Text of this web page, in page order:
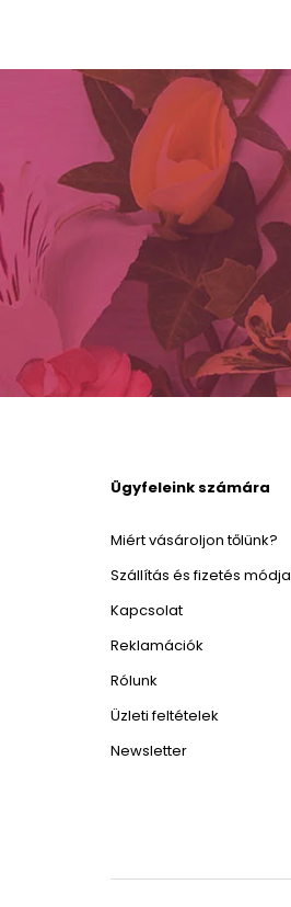
Ügyfeleink számára
Miért vásároljon tőlünk?
Szállítás és fizetés módja
Kapcsolat
Reklamációk
Rólunk
Üzleti feltételek
Newsletter